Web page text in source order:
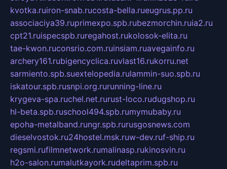
kvotka.ruiron-snab.rucosta-bella.rueugrus.pp.ru
associaciya39.ruprimexpo.spb.rubezmorchin.ruia2.ru
cpt21.ruispecspb.ruregahost.rukolosok-elita.ru
tae-kwon.ruconsrio.com.ruinsiam.ruavegainfo.ru
archery161.rubigencyclica.ruvlast16.rukorru.net
sarmiento.spb.suextelopedia.rulammin-suo.spb.ru
iskatour.spb.rusnpi.org.rurunning-line.ru
krygeva-spa.ruchel.net.rurust-loco.rudugshop.ru
hl-beta.spb.ruschool494.spb.rumymubaby.ru
epoha-metalband.rungr.spb.rurusgosnews.com
dieselvostok.ru24hostel.msk.ruw-dev.ruf-ship.ru
regsmi.rufilmnetwork.rumalinasp.rukinosvin.ru
h2o-salon.rumalutkayork.rudeltaprim.spb.ru